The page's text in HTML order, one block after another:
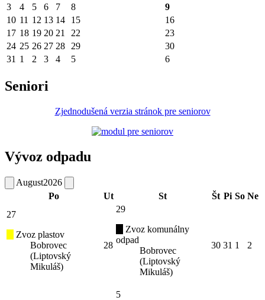
3
4 5 6 7 8
9
10 11 12 13 14 15
16
17 18 19 20 21 22
23
24 25 26 27 28 29
30
31 1 2 3 4 5 6
Seniori
Zjednodušená verzia stránok pre seniorov
Vývoz odpadu
August2026
Po
Ut St Št Pi So Ne
27
Zvoz plastov
Bobrovec
(Liptovský
Mikuláš)
28
29
Zvoz komunálny
odpad
Bobrovec
(Liptovský
Mikuláš)
30 31 1 2
5